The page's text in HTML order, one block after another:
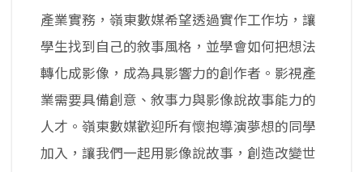
產業實務，嶺東數媒希望透過實作工作坊，讓
學生找到自己的敘事風格，並學會如何把想法
轉化成影像，成為具影響力的創作者。影視產
業需要具備創意、敘事力與影像說故事能力的
人才。嶺東數媒歡迎所有懷抱導演夢想的同學
加入，讓我們一起用影像說故事，創造改變世